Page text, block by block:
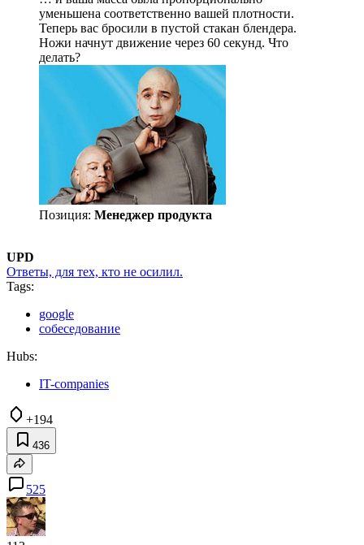
уменьшена соответственно вашей плотности.
Теперь вас бросили в пустой стакан блендера.
Ножи начнут движение через 60 секунд. Что
делать?
Позиция: Менеджер продукта
UPD
Ответы, для тех, кто не осилил.
Tags:
google
собеседование
Hubs:
IT-companies
+194
436
525